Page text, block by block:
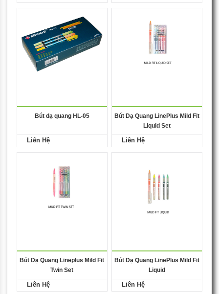
Bút dạ quang HL-05
Liên Hệ
Bút Dạ Quang LinePlus Mild Fit
Liquid Set
Liên Hệ
Bút Dạ Quang Lineplus Mild Fit
Twin Set
Liên Hệ
Bút Dạ Quang LinePlus Mild Fit
Liquid
Liên Hệ